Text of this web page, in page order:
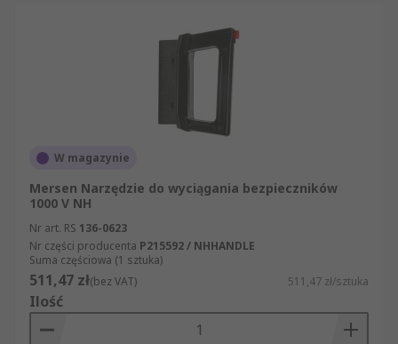
naszej oferty. Oferujemy wyłącznie artykuły, które
pomyślnie przeszły rygorystyczne testy
bezpieczeństwa. Mogą więc Państwo spokojnie
robić zakupy, wiedząc, że naszym celem jest
zapewnienie Państwu najwyższej klasy
W magazynie
Mersen Narzędzie do wyciągania bezpieczników
1000 V NH
Nr art. RS 136-0623
Nr części producenta P215592 / NHHANDLE
Suma częściowa (1 sztuka)
511,47 zł(bez VAT) 511,47 zł/sztuka
Ilość